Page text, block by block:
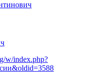
w/index.php?